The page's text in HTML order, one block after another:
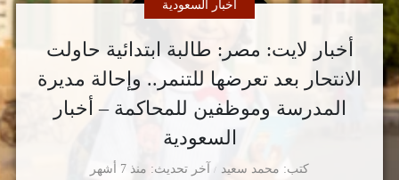
أخبار لايت: مصر: طالبة ابتدائية حاولت
الانتحار بعد تعرضها للتنمر.. وإحالة مديرة
المدرسة وموظفين للمحاكمة – أخبار
السعودية
كتب محمد سعيد
أخبار السعودية
آخر تحديث منذ 7 أشهر